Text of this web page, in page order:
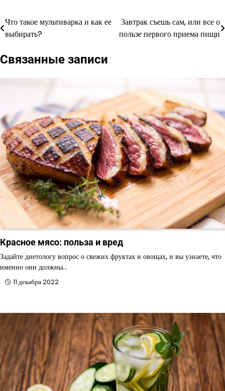
Навигация
записям
Что такое мультиварка и как ее
выбирать?
Завтрак съешь сам, или все о
пользе первого приема пищи
Связанные записи
Красное мясо: польза и вред
Задайте диетологу вопрос о свежих фруктах и овощах, и вы узнаете, что
именно они должны…
11 декабря 2022